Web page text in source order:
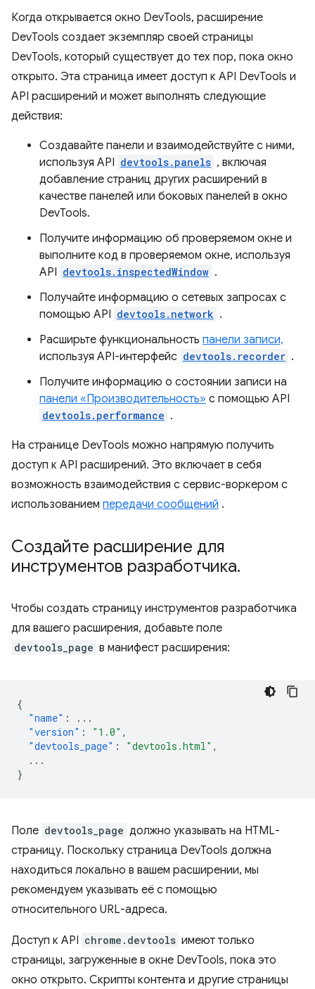
Когда открывается окно DevTools, расширение
DevTools создает экземпляр своей страницы
DevTools, который существует до тех пор, пока окно
открыто. Эта страница имеет доступ к API DevTools и
API расширений и может выполнять следующие
действия:
Создавайте панели и взаимодействуйте с ними,
используя API devtools.panels , включая
добавление страниц других расширений в
качестве панелей или боковых панелей в окно
DevTools.
Получите информацию об проверяемом окне и
выполните код в проверяемом окне, используя
API devtools.inspectedWindow .
Получайте информацию о сетевых запросах с
помощью API devtools.network .
Расширьте функциональность панели записи,
используя API-интерфейс devtools.recorder .
Получите информацию о состоянии записи на
панели «Производительность» с помощью API
devtools.performance .
На странице DevTools можно напрямую получить
доступ к API расширений. Это включает в себя
возможность взаимодействия с сервис-воркером с
использованием передачи сообщений .
Создайте расширение для
инструментов разработчика.
Чтобы создать страницу инструментов разработчика
для вашего расширения, добавьте поле
devtools_page в манифест расширения:
{
"name" :
...
"version" : "1.0" ,
"devtools_page" : "devtools.html" ,
...
}
Поле devtools_page должно указывать на HTML-
страницу. Поскольку страница DevTools должна
находиться локально в вашем расширении, мы
рекомендуем указывать её с помощью
относительного URL-адреса.
Доступ к API chrome.devtools имеют только
страницы, загруженные в окне DevTools, пока это
окно открыто. Скрипты контента и другие страницы